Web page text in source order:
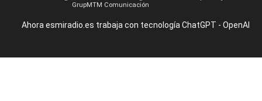
GrupMTM Comunicación
Ahora esmiradio.es trabaja con tecnología ChatGPT - OpenAI